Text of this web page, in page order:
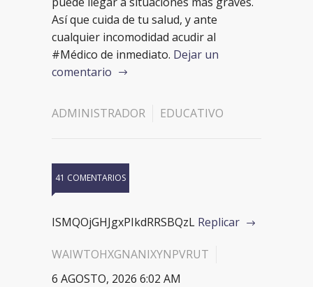
Así que cuida de tu salud, y ante
cualquier incomodidad acudir al
#Médico de inmediato. Dejar un
comentario
ADMINISTRADOR EDUCATIVO
41 COMENTARIOS
ISMQOjGHJgxPIkdRRSBQzL Replicar
WAIWTOHXGNANIXYNPVRUT
6 AGOSTO, 2026 6:02 AM